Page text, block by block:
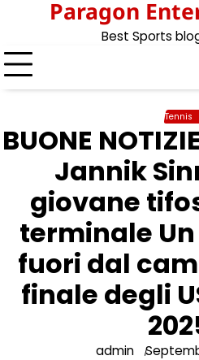
content
Paragon
Best Sports
Tennis
BUONE
Jannik
giovane
terminale
fuori dal
finale degli
admin